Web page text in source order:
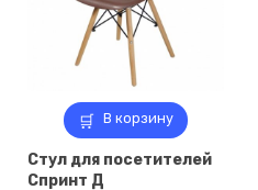
В корзину
Стул для посетителей
Спринт Д